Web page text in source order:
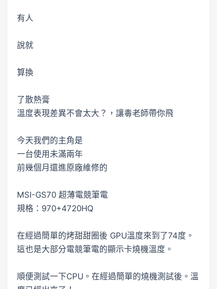
有人
說就
算換
了散熱膏
溫度表現差異不會太大？，讓毒老師帶你飛
今天我們的主角是
一台使用未滿兩年
前幾個月還進原廠維修的
MSI-GS70 超薄電競筆電
規格：970+4720HQ
在經過簡單的烤甜甜圈後 GPU溫度來到了74度。
這也是大部分電競筆電的顯示卡燒機溫度。
順便測試一下CPU。在經過簡單的燒機測試後。溫